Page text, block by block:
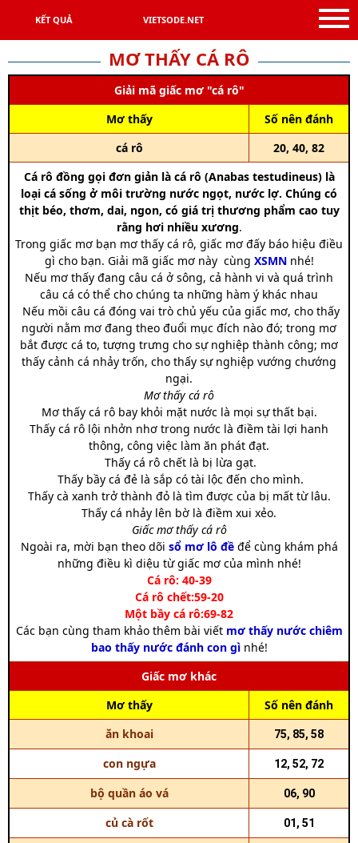
KẾT QUẢ VIETSODE.NET
MƠ THẤY CÁ RÔ
Giải mã giấc mơ "cá rô"
Mơ thấy
Số nên đánh
cá rô
20, 40, 82
Cá rô đồng gọi đơn giản là cá rô (Anabas testudineus) là
loại cá sống ở môi trường nước ngọt, nước lợ. Chúng có
thịt béo, thơm, dai, ngon, có giá trị thương phẩm cao tuy
rằng hơi nhiều xương.
Trong giấc mơ bạn mơ thấy cá rô, giấc mơ đấy báo hiệu điều
gì cho bạn. Giải mã giấc mơ này cùng XSMNnhé!
Nếu mơ thấy đang câu cá ở sông, cả hành vi và quá trình
câu cá có thể cho chúng ta những hàm ý khác nhau
Nếu mồi câu cá đóng vai trò chủ yếu của giấc mơ, cho thấy
người nằm mơ đang theo đuổi mục đích nào đó; trong mơ
bắt được cá to, tượng trưng cho sự nghiệp thành công; mơ
thấy cảnh cá nhảy trốn, cho thấy sự nghiệp vướng chướng
ngại.
Mơ thấy cá rô
Mơ thấy cá rô bay khỏi mặt nước là mọi sự thất bại.
Thấy cá rô lội nhởn nhơ trong nước là điềm tài lợi hanh
thông, công việc làm ăn phát đạt.
Thấy cá rô chết là bị lừa gạt.
Thấy bầy cá đẻ là sắp có tài lộc đến cho mình.
Thấy cà xanh trở thành đỏ là tìm được của bị mất từ lâu.
Thấy cá nhảy lên bờ là điềm xui xẻo.
Giấc mơ thấy cá rô
Ngoài ra, mời bạn theo dõi sổ mơ lô đềđể cùng khám phá
những điều kì diệu từ giấc mơ của mình nhé!
Cá rô: 40-39
Cá rô chết:59-20
Một bầy cá rô:69-82
Các bạn cùng tham khảo thêm bài viết mơ thấy nước chiêm
bao thấy nước đánh con gìnhé!
Giấc mơ khác
Mơ thấy
Số nên đánh
ăn khoai
75, 85, 58
con ngựa 12, 52, 72
bộ quần áo vá 06, 90
củ cà rốt 01, 51